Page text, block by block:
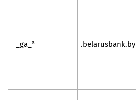
_ga_ x .belarusbank.by